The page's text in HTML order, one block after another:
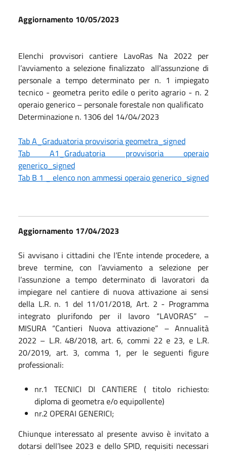
Aggiornamento 10/05/2023
Elenchi provvisori cantiere LavoRas Na 2022 per
l’avviamento a selezione finalizzato all’assunzione di
personale a tempo determinato per n. 1 impiegato
tecnico - geometra perito edile o perito agrario - n. 2
operaio generico – personale forestale non qualificato
Determinazione n. 1306 del 14/04/2023
Tab A_Graduatoria provvisoria geometra_signed
Tab A1_Graduatoria provvisoria operaio
generico_signed
Tab B 1 _ elenco non ammessi operaio generico_signed
Aggiornamento 17/04/2023
Si avvisano i cittadini che l’Ente intende procedere, a
breve termine, con l’avviamento a selezione per
l’assunzione a tempo determinato di lavoratori da
impiegare nel cantiere di nuova attivazione ai sensi
della L.R. n. 1 del 11/01/2018, Art. 2 - Programma
integrato plurifondo per il lavoro “LAVORAS” –
MISURA “Cantieri Nuova attivazione” – Annualità
2022 – L.R. 48/2018, art. 6, commi 22 e 23, e L.R.
20/2019, art. 3, comma 1, per le seguenti figure
professionali:
nr.1 TECNICI DI CANTIERE ( titolo richiesto:
diploma di geometra e/o equipollente)
nr.2 OPERAI GENERICI;
Chiunque interessato al presente avviso è invitato a
dotarsi dell’Isee 2023 e dello SPID, requisiti necessari